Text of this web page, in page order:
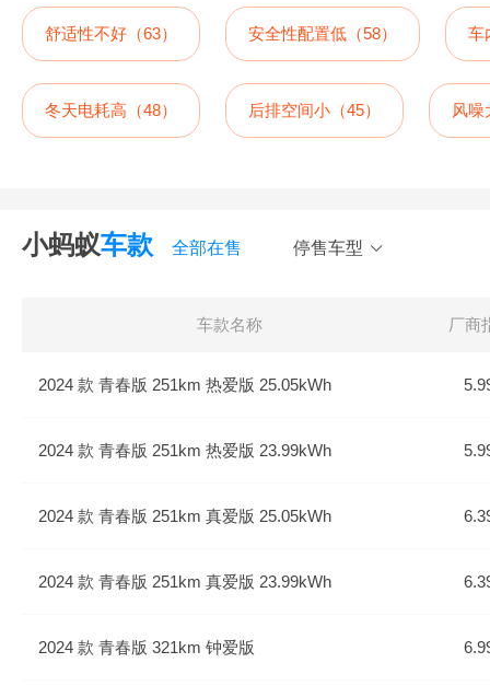
舒适性不好（63） 安全性配置低（58） 车
冬天电耗高（48） 后排空间小（45） 风噪
小蚂蚁车款 全部在售 停售车型
车款名称 厂商
2024 款 青春版 251km 热爱版 25.05kWh
2024 款 青春版 251km 热爱版 23.99kWh
2024 款 青春版 251km 真爱版 25.05kWh
2024 款 青春版 251km 真爱版 23.99kWh
2024 款 青春版 321km 钟爱版